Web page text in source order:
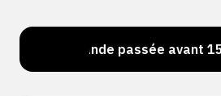
passée avant 15 h =